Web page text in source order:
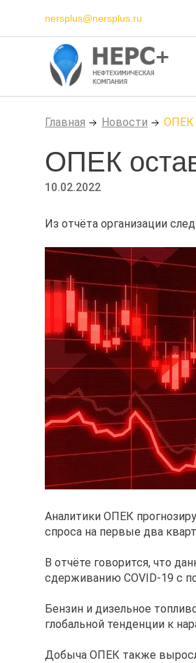
nersplus@nersplus.ru
Главная Новости ОПЕК
ОПЕК
10.02.2022
Из отчёта организации
Аналитики ОПЕК
спроса на первые два
В отчёте говорится, что
сдерживанию COVID-19 с
Бензин и дизельное
глобальной тенденции к
Добыча ОПЕК также